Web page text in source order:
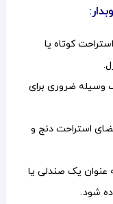
کوتاه یا
وسیله ضروری برای
استراحت دنج و
عنوان یک صندلی یا
شود.